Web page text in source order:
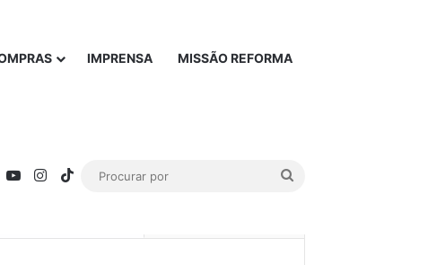
IMPRENSA MISSÃO REFORMA
YouTubeInstagram
TikTok